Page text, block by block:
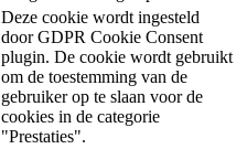
Deze cookie wordt ingesteld
door GDPR Cookie Consent
plugin. De cookie wordt gebruikt
om de toestemming van de
gebruiker op te slaan voor de
cookies in de categorie
"Prestaties".